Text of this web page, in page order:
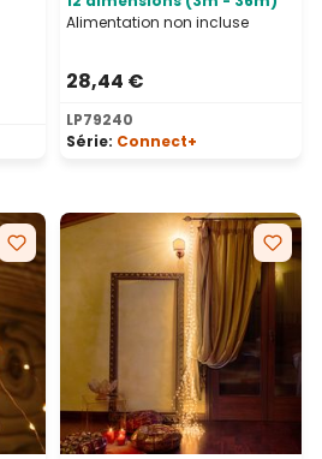
5 étoiles
Alimentation non incluse
28,44 €
LP79240
Série: Connect+